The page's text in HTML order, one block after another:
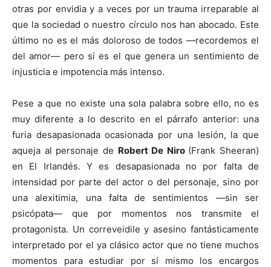
otras por envidia y a veces por un trauma irreparable al
que la sociedad o nuestro círculo nos han abocado. Este
último no es el más doloroso de todos —recordemos el
del amor— pero sí es el que genera un sentimiento de
injusticia e impotencia más intenso.
Pese a que no existe una sola palabra sobre ello, no es
muy diferente a lo descrito en el párrafo anterior: una
furia desapasionada ocasionada por una lesión, la que
aqueja al personaje de Robert De Niro (Frank Sheeran)
en El Irlandés. Y es desapasionada no por falta de
intensidad por parte del actor o del personaje, sino por
una alexitimia, una falta de sentimientos —sin ser
psicópata— que por momentos nos transmite el
protagonista. Un correveidile y asesino fantásticamente
interpretado por el ya clásico actor que no tiene muchos
momentos para estudiar por sí mismo los encargos